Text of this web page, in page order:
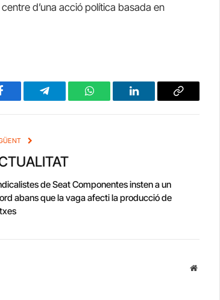
d’una acció política basada en
Telegram WhatsAppLinkedIn Copy
de Seat Componentes insten a un
abans que la vaga afecti la producció de
Website